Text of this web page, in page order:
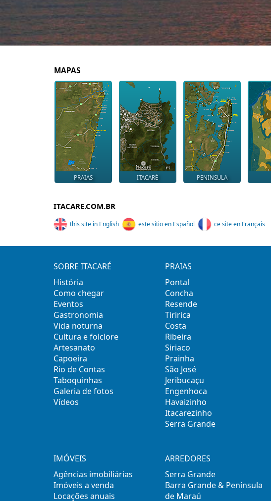
MAPAS
PRAIAS ITACARÉ PENINSULA
ITACARE.COM.BR
this site in English este sitio en Español ce site en Français
SOBRE ITACARÉ
História
Como chegar
Eventos
Gastronomia
Vida noturna
Cultura e folclore
Artesanato
Capoeira
Rio de Contas
Taboquinhas
Galeria de fotos
Vídeos
PRAIAS
Pontal
Concha
Resende
Tiririca
Costa
Ribeira
Siriaco
Prainha
São José
Jeribucaçu
Engenhoca
Havaizinho
Itacarezinho
Serra Grande
IMÓVEIS
Agências imobiliárias
Imóveis a venda
Locações anuais
ARREDORES
Serra Grande
Barra Grande & Península
de Maraú